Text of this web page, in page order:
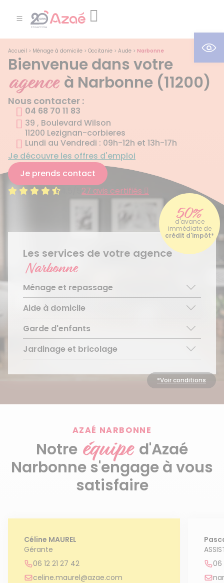
Accueil > Ménage à domicile > Occitanie > Aude > Narbonne
Bienvenue dans votre
agence à Narbonne (11200)
Nous contacter :
04 68 70 11 83
39 , Boulevard Wilson
11200 Lezignan-corbieres
Lundi au Vendredi : 09h-12h et 13h-17h
Je découvre les offres d'emploi
Je prends contact
27 avis certifiés
50%
d'avance
immédiate de
crédit d'impôt*
Les services de votre agence
Narbonne
Ménage et repassage
Ménage régulier
Ménage ponctuel
Repassage à domicile
Découvrir le service
Aide à domicile
Aide aux personnes âgées
Téléassistance pour personnes âgées
Accompagnement du handicap
Découvrir le service
Garde d'enfants
Garde d’enfants de plus de 3 ans
Découvrir le service
Jardinage et bricolage
Découvrir le service
*Voir conditions
AZAÉ NARBONNE
Notre équipe d'Azaé
Narbonne s'engage à vous
satisfaire
Céline MAUREL
Gérante
06 12 21 27 42
celine.maurel@azae.com
06